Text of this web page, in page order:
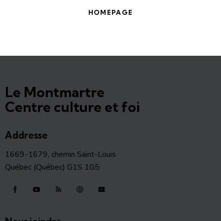
HOMEPAGE
Le Montmartre
Centre culture et foi
Addresse
1669-1679, chemin Saint-Louis
Québec (Québec) G1S 1G5